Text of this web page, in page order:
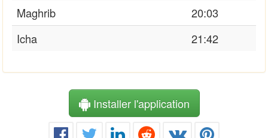
Maghrib
20:03
Icha
21:42
Installer l'application